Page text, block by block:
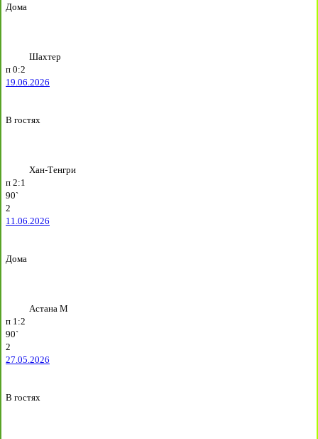
Дома
Шахтер
п 0:2
19.06.2026
В гостях
Хан-Тенгри
п 2:1
90`
2
11.06.2026
Дома
Астана М
п 1:2
90`
2
27.05.2026
В гостях